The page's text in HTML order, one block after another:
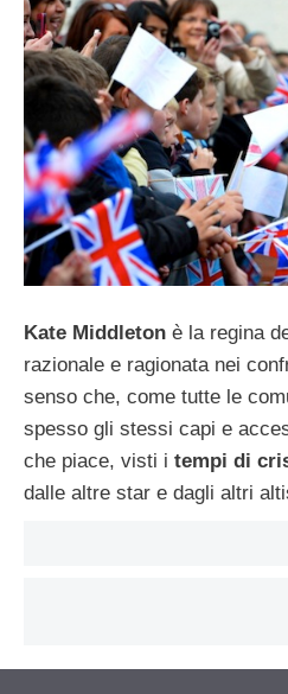
Kate Middleton è la regina
razionale e ragionata nei
senso che, come tutte le
spesso gli stessi capi e
che piace, visti i tempi di
dalle altre star e dagli altri